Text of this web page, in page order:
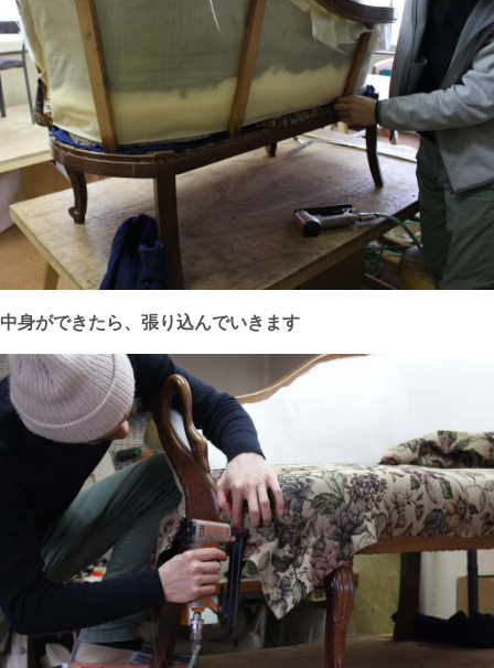
中身ができたら、張り込んでいきます